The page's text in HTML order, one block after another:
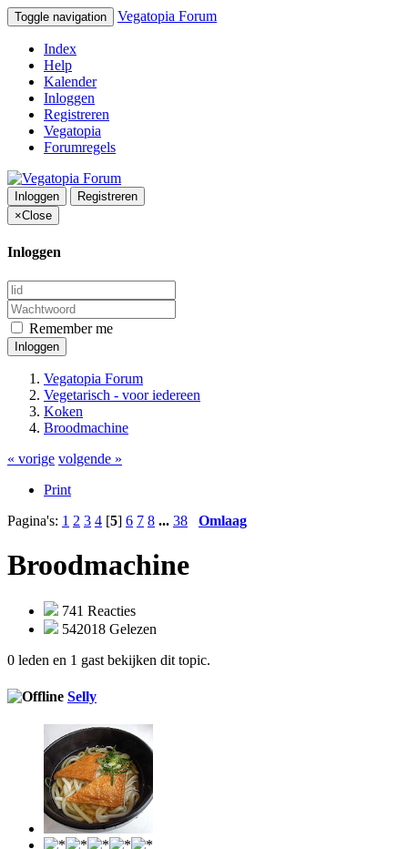
Toggle navigation Vegatopia Forum
Index
Help
Kalender
Inloggen
Registreren
Vegatopia
Forumregels
Inloggen
Registreren
×Close
Inloggen
Remember me
Inloggen
Vegatopia Forum
Vegetarisch - voor iedereen
Koken
Broodmachine
« vorige volgende »
Print
Pagina's: 1 2 3 4 [5] 6 7 8 ... 38 Omlaag
Broodmachine
741 Reacties
542018 Gelezen
0 leden en 1 gast bekijken dit topic.
Selly